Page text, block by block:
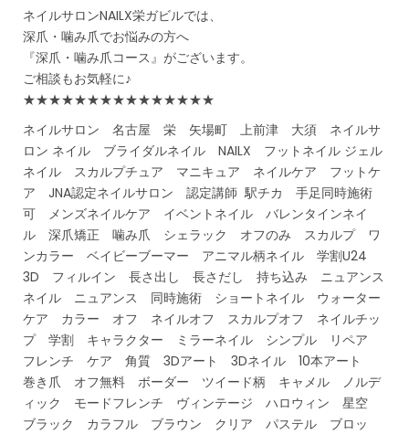
ネイルサロンNAILX栄ガビルでは、
深爪・噛み爪でお悩みの方へ
『深爪・噛み爪コース』がございます。
ご相談もお気軽に♪
★★★★★★★★★★★★★★★
ネイルサロン 名古屋 栄 矢場町 上前津 大須 ネイルサ
ロン ネイル ブライダルネイル NAILX フットネイル ジェル
ネイル スカルプチュア マニキュア ネイルケア フットケ
ア JNA認定ネイルサロン 認定講師 駅チカ 手足同時施術
可 メンズネイルケア イベントネイル バレンタインネイ
ル 深爪矯正 噛み爪 シェラック オフのみ スカルプ ワ
ンカラー ベイビーブーマー アニマル柄ネイル 学割U24
3D フィルイン 長さ出し 長さだし 持ち込み ニュアンス
ネイル ニュアンス 同時施術 ショートネイル ウォーター
ケア カラー オフ ネイルオフ スカルプオフ ネイルチッ
プ 学割 キャラクター ミラーネイル シンプル リペア
フレンチ ケア 角質 3Dアート 3Dネイル 10本アート
巻き爪 オフ無料 ボーダー ツイード柄 キャメル ノルデ
ィック モードフレンチ ヴィンテージ ハロウィン 星空
ブラック カラフル ブラウン クリア パステル ブロッ